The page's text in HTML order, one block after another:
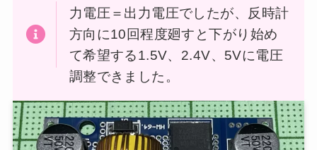
力電圧＝出力電圧でしたが、反時計
方向に10回程度廻すと下がり始め
て希望する1.5V、2.4V、5Vに電圧
調整できました。